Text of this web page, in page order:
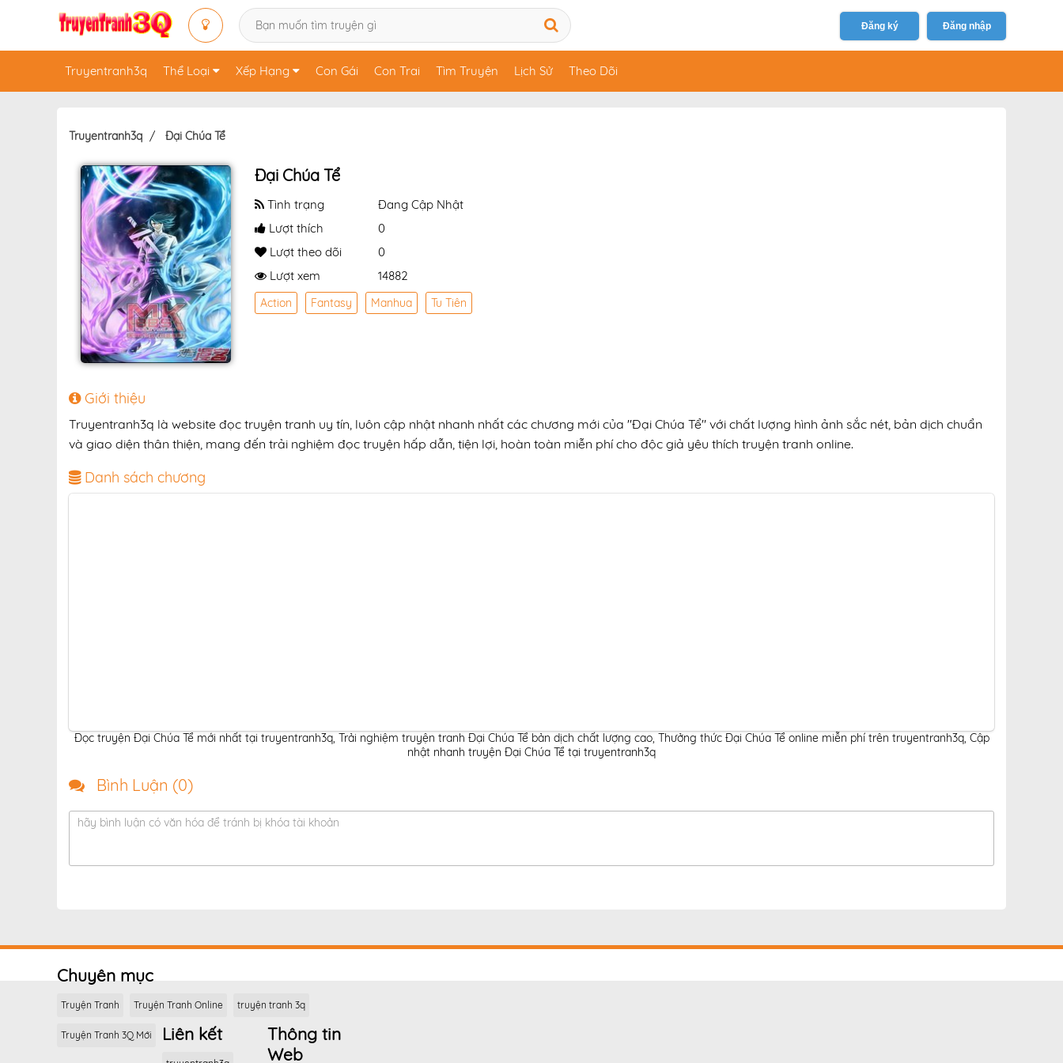
Đăng ký Đăng nhập
Truyentranh3q Thể Loại Xếp Hạng Con Gái Con Trai Tìm Truyện Lịch Sử Theo Dõi
Truyentranh3q Đại Chúa Tể
Đại Chúa Tể
Tình trạng
Đang Cập Nhật
Lượt thích
0
Lượt theo dõi
0
Lượt xem
14882
Action Fantasy Manhua Tu Tiên
Giới thiệu
Truyentranh3q là website đọc truyện tranh uy tín, luôn cập nhật nhanh nhất các chương mới của "Đại Chúa Tể" với chất lượng hình ảnh sắc nét, bản dịch chuẩn
và giao diện thân thiện, mang đến trải nghiệm đọc truyện hấp dẫn, tiện lợi, hoàn toàn miễn phí cho độc giả yêu thích truyện tranh online.
Danh sách chương
Đọc truyện Đại Chúa Tể mới nhất tại truyentranh3q, Trải nghiệm truyện tranh Đại Chúa Tể bản dịch chất lượng cao, Thưởng thức Đại Chúa Tể online miễn phí trên truyentranh3q, Cập
nhật nhanh truyện Đại Chúa Tể tại truyentranh3q
Bình Luận (0)
hãy bình luận có văn hóa để tránh bị khóa tài khoản
Chuyên mục
Truyện Tranh Truyện Tranh Online truyện tranh 3q
Truyện Tranh 3Q Mới Liên kết
Thông tin
Web